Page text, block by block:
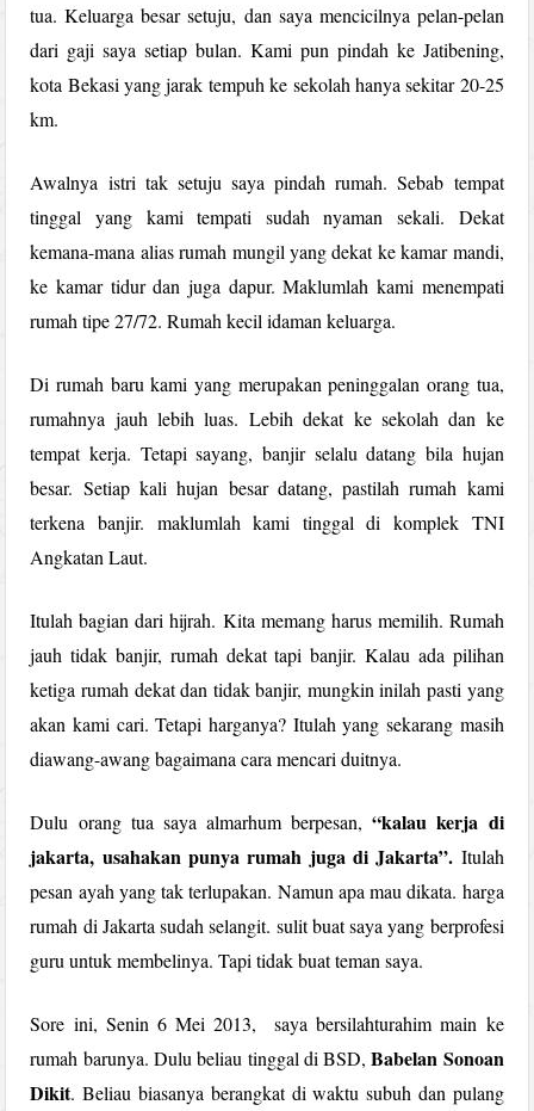
tua. Keluarga besar setuju, dan saya mencicilnya pelan-pelan
dari gaji saya setiap bulan. Kami pun pindah ke Jatibening,
kota Bekasi yang jarak tempuh ke sekolah hanya sekitar 20-25
km.
Awalnya istri tak setuju saya pindah rumah. Sebab tempat
tinggal yang kami tempati sudah nyaman sekali. Dekat
kemana-mana alias rumah mungil yang dekat ke kamar mandi,
ke kamar tidur dan juga dapur. Maklumlah kami menempati
rumah tipe 27/72. Rumah kecil idaman keluarga.
Di rumah baru kami yang merupakan peninggalan orang tua,
rumahnya jauh lebih luas. Lebih dekat ke sekolah dan ke
tempat kerja. Tetapi sayang, banjir selalu datang bila hujan
besar. Setiap kali hujan besar datang, pastilah rumah kami
terkena banjir. maklumlah kami tinggal di komplek TNI
Angkatan Laut.
Itulah bagian dari hijrah. Kita memang harus memilih. Rumah
jauh tidak banjir, rumah dekat tapi banjir. Kalau ada pilihan
ketiga rumah dekat dan tidak banjir, mungkin inilah pasti yang
akan kami cari. Tetapi harganya? Itulah yang sekarang masih
diawang-awang bagaimana cara mencari duitnya.
Dulu orang tua saya almarhum berpesan,“kalau kerja di
jakarta, usahakan punya rumah juga di Jakarta”. Itulah
pesan ayah yang tak terlupakan. Namun apa mau dikata. harga
rumah di Jakarta sudah selangit. sulit buat saya yang berprofesi
guru untuk membelinya. Tapi tidak buat teman saya.
Sore ini, Senin 6 Mei 2013, saya bersilahturahim main ke
rumah barunya. Dulu beliau tinggal di BSD,Babelan Sonoan
Dikit. Beliau biasanya berangkat di waktu subuh dan pulang